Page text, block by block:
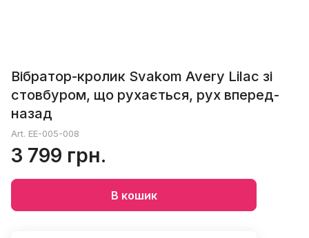
Вібратор-кролик Svakom Avery Lilac зі
стовбуром, що рухається, рух вперед-
назад
Art. EE-005-008
3 799 грн.
В кошик